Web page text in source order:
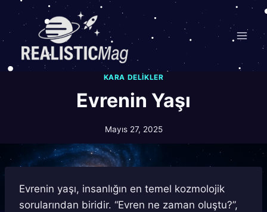
content
KARA DELIKLER
Evrenin Yaşı
Mayıs 27, 2025
Evrenin yaşı, insanlığın en temel kozmolojik
sorularından biridir. “Evren ne zaman oluştu?”,